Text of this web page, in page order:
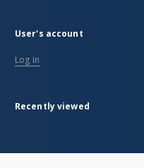
User's account
Log in
Recently viewed